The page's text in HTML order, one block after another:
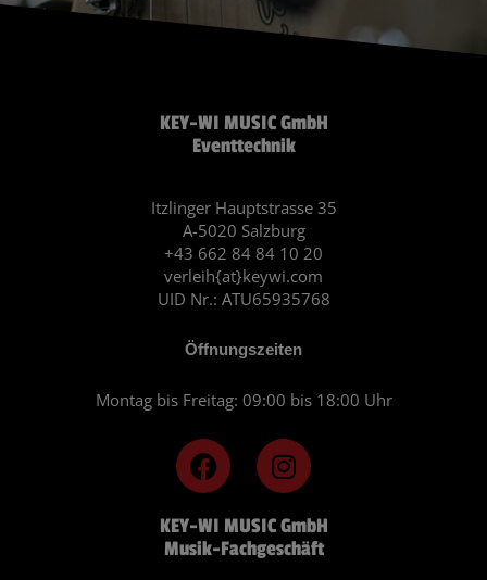
KEY-WI MUSIC GmbH
Musik-Fachgeschäft
F
a
c
e
b
I
n
s
t
a
KEY-WI MUSIC GmbH
Eventtechnik
Itzlinger Hauptstrasse 35
A-5020 Salzburg
+43 662 84 84 10 20
verleih{at}keywi.com
UID Nr.: ATU65935768
Öffnungszeiten
Montag bis Freitag: 09:00 bis 18:00 Uhr